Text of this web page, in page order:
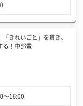
「きれいごと」を貫き、
る！中部電
〜16:00